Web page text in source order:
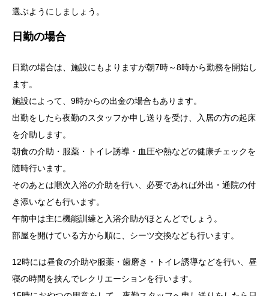
選ぶようにしましょう。
日勤の場合
日勤の場合は、施設にもよりますが朝7時～8時から勤務を開始し
ます。
施設によって、9時からの出金の場合もあります。
出勤をしたら夜勤のスタッフか申し送りを受け、入居の方の起床
を介助します。
朝食の介助・服薬・トイレ誘導・血圧や熱などの健康チェックを
随時行います。
そのあとは順次入浴の介助を行い、必要であれば外出・通院の付
き添いなども行います。
午前中は主に機能訓練と入浴介助がほとんどでしょう。
部屋を開けている方から順に、シーツ交換なども行います。
12時には昼食の介助や服薬・歯磨き・トイレ誘導などを行い、昼
寝の時間を挟んでレクリエーションを行います。